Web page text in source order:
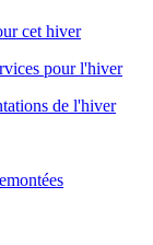
cet hiver
pour l'hiver
de l'hiver